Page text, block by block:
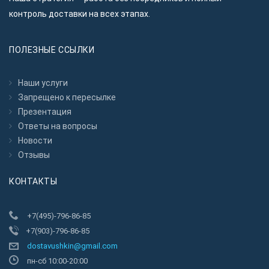
контроль доставки на всех этапах.
ПОЛЕЗНЫЕ ССЫЛКИ
Наши услуги
Запрещено к пересылкe
Презентация
Ответы на вопросы
Новости
Отзывы
КОНТАКТЫ
+7(495)-796-86-85
+7(903)-796-86-85
dostavushkin@gmail.com
пн-сб 10:00-20:00